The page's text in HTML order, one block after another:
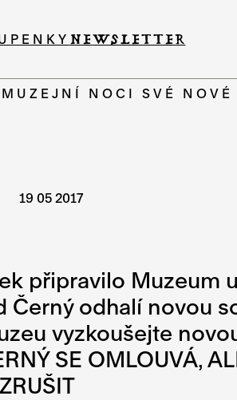
NEWSLETTER
NOCI SVÉ
19 05 2017
připravilo Muzeum
Černý odhalí novou
vyzkoušejte
SE OMLOUVÁ,